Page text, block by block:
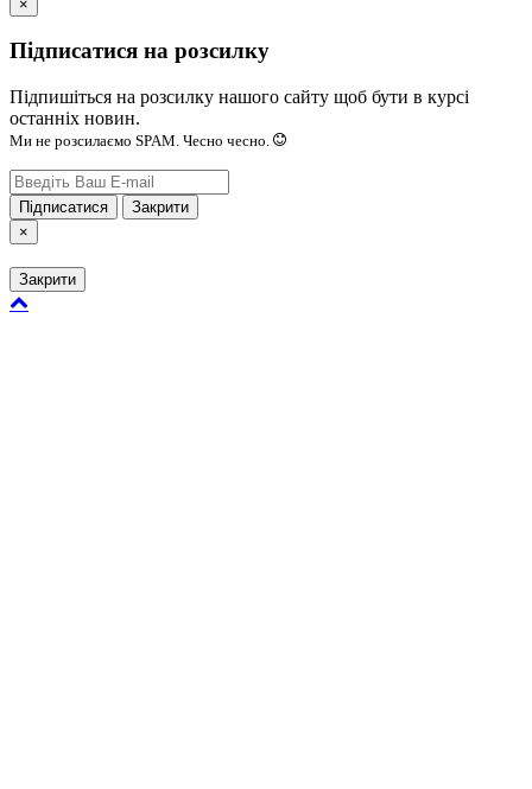
×
Підписатися на розсилку
Підпишіться на розсилку нашого сайту щоб бути в курсі
останніх новин.
Ми не розсилаємо SPAM. Чесно чесно.
Підписатися
Закрити
×
Закрити